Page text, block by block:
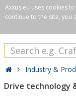
Axxus.eu uses cookies
continue to the site, you
Industry &
Drive technology